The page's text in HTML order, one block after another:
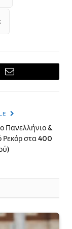
Email
Πανελλήνιο &
Ρεκόρ στα 400